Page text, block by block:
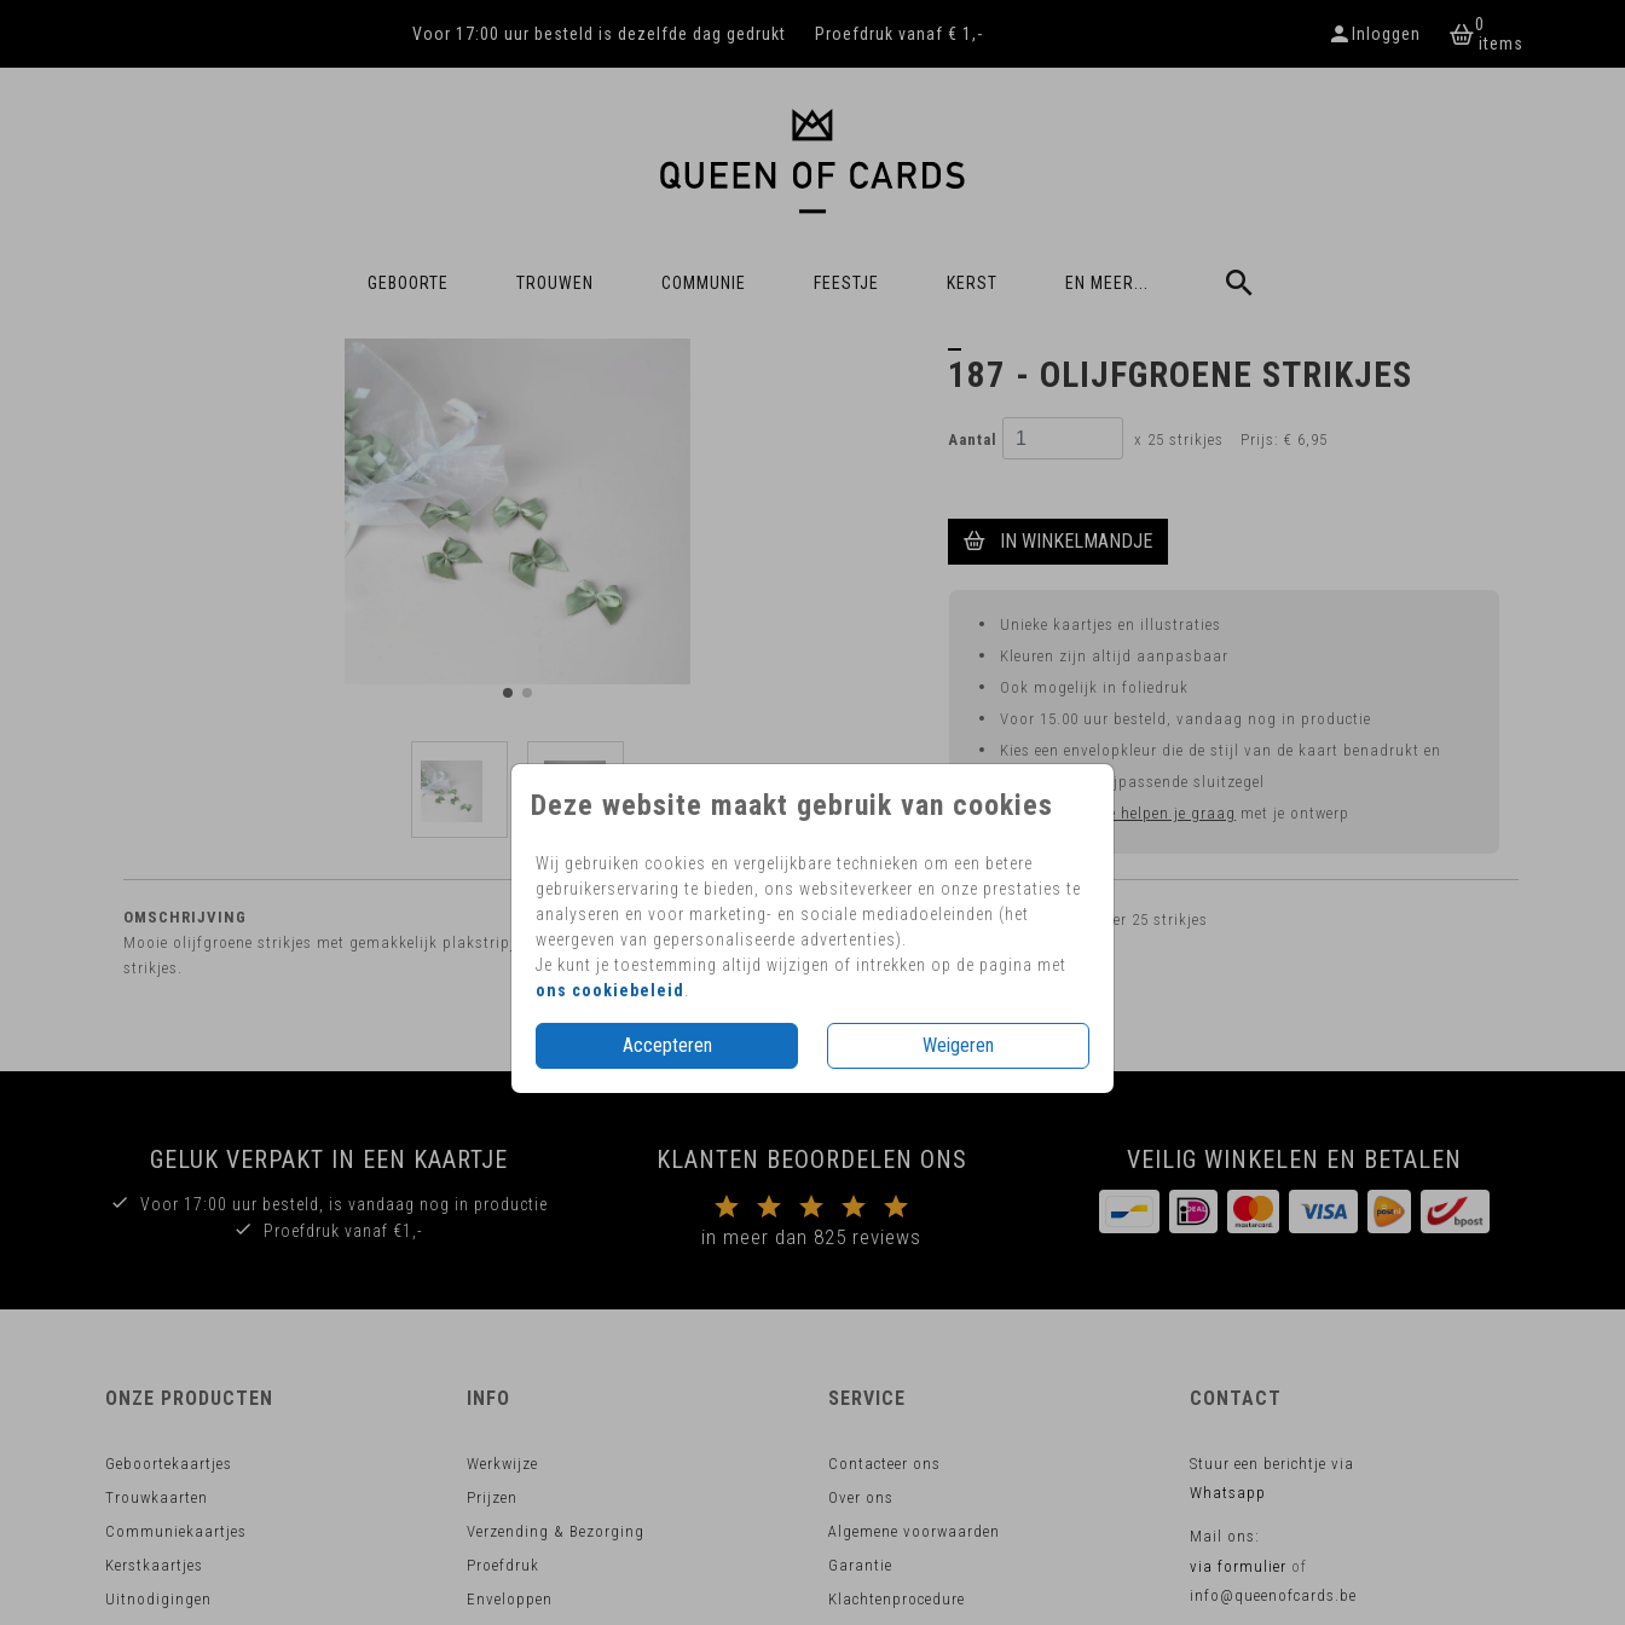
Voor 17:00 uur besteld is dezelfde dag gedrukt Proefdruk vanaf € 1,- Inloggen 0
GEBOORTE TROUWEN COMMUNIE FEESTJE KERST EN MEER...
Deze website maakt gebruik van cookies
Wij gebruiken cookies en vergelijkbare technieken om een betere
gebruikerservaring te bieden, ons websiteverkeer en onze prestaties te
analyseren en voor marketing- en sociale mediadoeleinden (het
weergeven van gepersonaliseerde advertenties).
Je kunt je toestemming altijd wijzigen of intrekken op de pagina met
ons cookiebeleid
Accepteren Weigeren
187 - OLIJFGROENE STRIKJES
Aantal x 25 strikjes Prijs:€ 6,95
IN WINKELMANDJE
Unieke kaartjes en illustraties
Kleuren zijn altijd aanpasbaar
Ook mogelijk in foliedruk
Voor 15.00 uur besteld, vandaag nog in productie
Kies een envelopkleur die de stijl van de kaart benadrukt en
werk af met een bijpassende sluitzegel
Hulp nodig?
We helpen je graag met je ontwerp
OMSCHRIJVING
Mooie olijfgroene strikjes met gemakkelijk plakstripje voor op een geboortekaart. In elk zakje zitten 25
strikjes.
Prijs:€ 6,95 per 25 strikjes
GELUK VERPAKT IN EEN KAARTJE
Voor 17:00 uur besteld, is vandaag nog in productie
Proefdruk vanaf €1,-
KLANTEN BEOORDELEN ONS
in meer dan 825 reviews
VEILIG WINKELEN EN BETALEN
ONZE PRODUCTEN
Geboortekaartjes
Trouwkaarten
Communiekaartjes
Kerstkaartjes
Uitnodigingen
INFO
Werkwijze
Prijzen
Verzending & Bezorging
Proefdruk
Enveloppen
SERVICE
Contacteer ons
Over ons
Algemene voorwaarden
Garantie
Klachtenprocedure
CONTACT
Stuur een berichtje via
Whatsapp
Mail ons:
via formulier of
info@queenofcards.be